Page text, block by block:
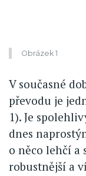
Obrázek 1
V současné
převodu je
1). Je
dnes
o něco lehčí a
robustnější a